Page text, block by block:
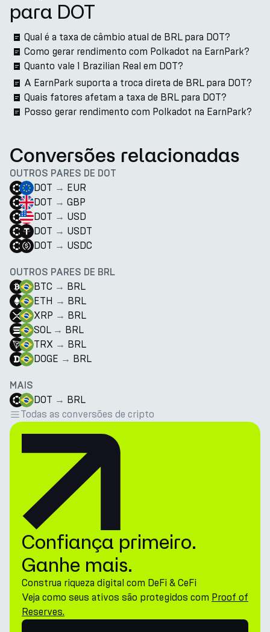
para DOT
Qual é a taxa de câmbio atual de BRL para DOT?
Como gerar rendimento com Polkadot na EarnPark?
Quanto vale 1 Brazilian Real em DOT?
A EarnPark suporta a troca direta de BRL para DOT?
Quais fatores afetam a taxa de BRL para DOT?
Posso gerar rendimento com Polkadot na EarnPark?
Conversões relacionadas
OUTROS PARES DE DOT
DOT → EUR
DOT → GBP
DOT → USD
DOT → USDT
DOT → USDC
OUTROS PARES DE BRL
BTC → BRL
ETH → BRL
XRP → BRL
SOL → BRL
TRX → BRL
DOGE → BRL
MAIS
DOT → BRL
Todas as conversões de cripto
Confiança primeiro.
Ganhe mais.
Construa riqueza digital com DeFi & CeFi
Veja como seus ativos são protegidos com Proof of
Reserves.